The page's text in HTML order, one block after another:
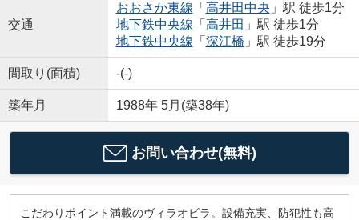
交通
おおさか東線 「 高井田中央 」駅 徒歩1分
地下鉄中央線 「 高井田 」駅 徒歩1分
地下鉄中央線 「 深江橋 」駅 徒歩19分
間取り(面積) -(-)
築年月 1988年 5月(築38年)
お問い合わせ(無料)
こだわりポイント満載のヴィラオビラ。設備充実、防犯性も高